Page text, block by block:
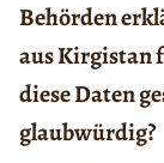
Behörden
aus Kirgistan
diese Daten
glaubwürdig?